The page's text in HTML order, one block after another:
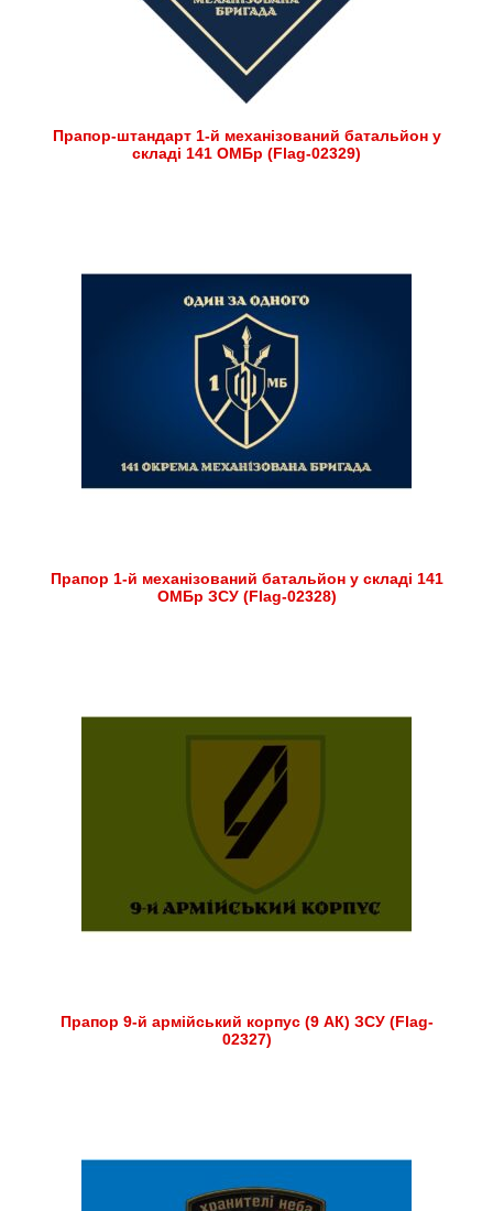
Прапор-штандарт 1-й механізований батальйон у
складі 141 ОМБр (Flag-02329)
Прапор 1-й механізований батальйон у складі 141
ОМБр ЗСУ (Flag-02328)
Прапор 9-й армійський корпус (9 АК) ЗСУ (Flag-
02327)